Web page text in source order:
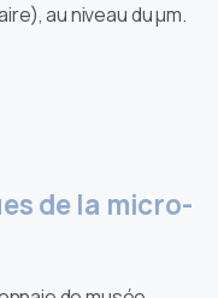
au niveau du µm.
de la micro-